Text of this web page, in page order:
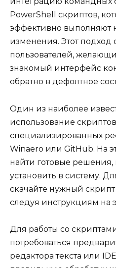
PowerShell скриптов,
эффективно выполняют
изменения. Этот подход
пользователей,
знакомый интерфейс
обратно в дефолтное
Один из наиболее
использование
специализированных
Winaero или GitHub. На
найти готовые
установить в систему.
скачайте нужный скрипт
следуя инструкциям на
Для работы со
потребоваться
редактора текста или